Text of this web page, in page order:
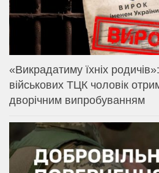
«Викрадатиму їхніх
військових ТЦК чоловік
дворічним випробуванням